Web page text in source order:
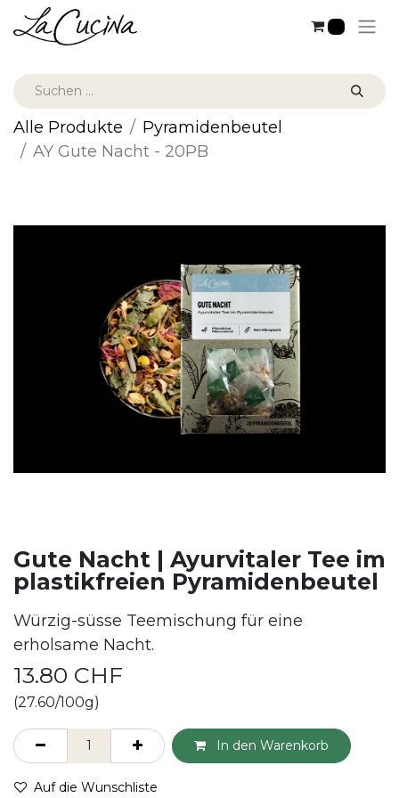
Alle Produkte
Pyramidenbeutel
AY Gute Nacht - 20PB
Gute Nacht | Ayurvitaler Tee im
plastikfreien Pyramidenbeutel
Würzig-süsse Teemischung für eine
erholsame Nacht.
13.80 CHF
(27.60/100g)
In den Warenkorb
Auf die Wunschliste